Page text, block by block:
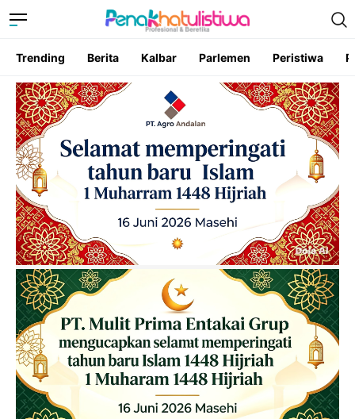
Trending Berita Kalbar Parlemen Peristiwa